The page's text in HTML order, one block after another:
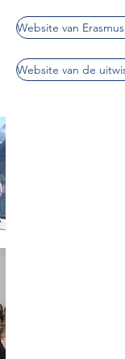
Website van
Website van de